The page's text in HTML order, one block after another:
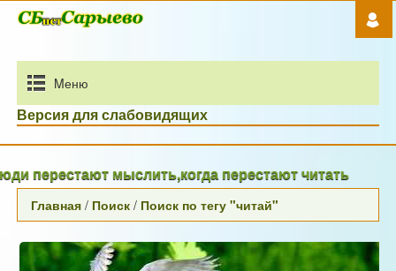
Mеню
Версия для слабовидящих
перестают мыслить,когда перестают читать
Главная / Поиск / Поиск по тегу "читай"